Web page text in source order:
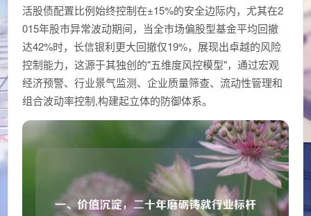
活股债配置比例始终控制在±15%的安全边际内，尤其在2
015年股市异常波动期间，当全市场偏股型基金平均回撤
达42%时，长信银利更大回撤仅19%，展现出卓越的风险
控制能力，这源于其独创的"五维度风控模型"，通过宏观
经济预警、行业景气监测、企业质量筛查、流动性管理和
组合波动率控制,构建起立体的防御体系。